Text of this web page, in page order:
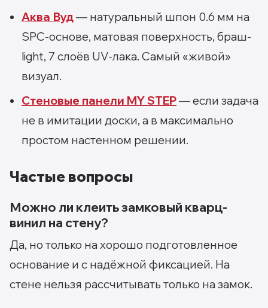
Аква Вуд— натуральный шпон 0.6 мм на
SPC-основе, матовая поверхность, браш-
light, 7 слоёв UV-лака. Самый «живой»
визуал.
Стеновые панели MY STEP— если задача
не в имитации доски, а в максимально
простом настенном решении.
Частые вопросы
Можно ли клеить замковый кварц-
винил на стену?
Да, но только на хорошо подготовленное
основание и с надёжной фиксацией. На
стене нельзя рассчитывать только на замок.